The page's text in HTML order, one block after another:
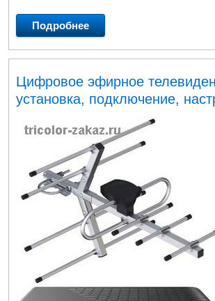
Подробнее
Цифровое эфирное
установка, подключение,